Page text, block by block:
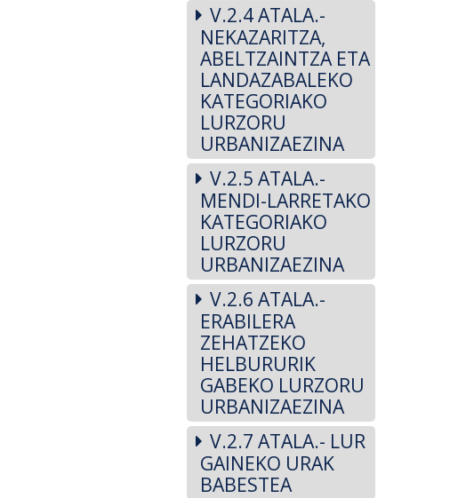
V.2.4 ATALA.-
NEKAZARITZA,
ABELTZAINTZA ETA
LANDAZABALEKO
KATEGORIAKO
LURZORU
URBANIZAEZINA
V.2.5 ATALA.-
MENDI-LARRETAKO
KATEGORIAKO
LURZORU
URBANIZAEZINA
V.2.6 ATALA.-
ERABILERA
ZEHATZEKO
HELBURURIK
GABEKO LURZORU
URBANIZAEZINA
V.2.7 ATALA.- LUR
GAINEKO URAK
BABESTEA